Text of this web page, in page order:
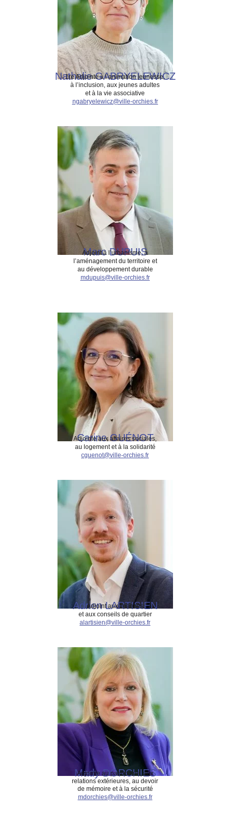
Nathalie GABRYELEWICZ
1re Adjointe à l’animation jeunesse,
à l’inclusion, aux jeunes adultes
et à la vie associative
ngabryelewicz@ville-orchies.fr
Marc DUPUIS
Adjoint à l’urbanisme, à
l’aménagement du territoire et
au développement durable
mdupuis@ville-orchies.fr
Carine GUÉNOT
Adjointe aux affaires sociales,
au logement et à la solidarité
cguenot@ville-orchies.fr
Adrien LARTISIEN
Adjoint aux finances
et aux conseils de quartier
alartisien@ville-orchies.fr
Mady DORCHIES
Adjointe au patrimoine, aux
relations extérieures, au devoir
de mémoire et à la sécurité
mdorchies@ville-orchies.fr